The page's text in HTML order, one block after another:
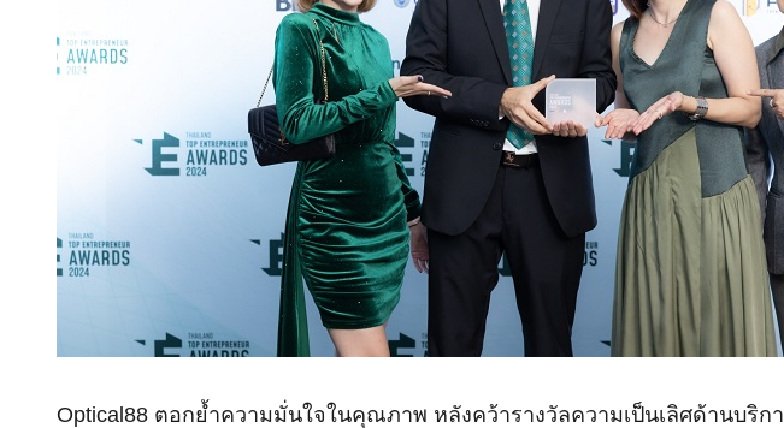
Optical88 ตอกย้ำความมั่นใจในคุณภาพ หลังคว้ารางวัลความเป็นเลิศด้านบริก